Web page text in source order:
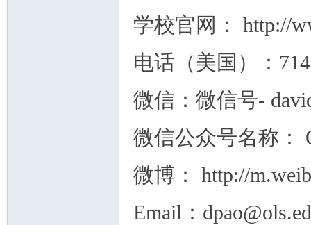
学校官网： http://
电话（美国）：
微信：微信号-
微信公众号名称：
微博： http://
Email：